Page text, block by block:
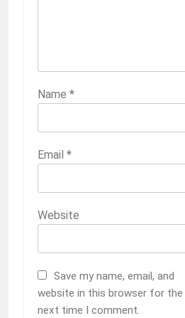
Name *
Email *
Website
Save my name, email, and
website in this browser for the
next time I comment.